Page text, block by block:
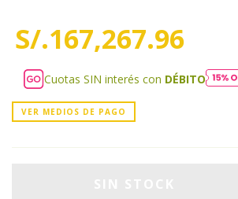
S/.167,267.96
Cuotas SIN interés con DÉBITO
VER MEDIOS DE PAGO